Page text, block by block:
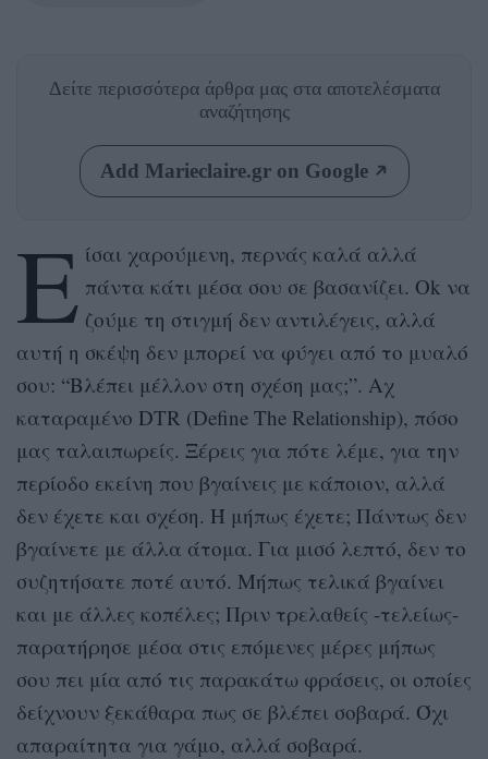
Δείτε περισσότερα άρθρα μας στα αποτελέσματα
αναζήτησης
Add Marieclaire.gr on Google
Ε ίσαι χαρούμενη, περνάς καλά αλλά
πάντα κάτι μέσα σου σε βασανίζει. Ok να
ζούμε τη στιγμή δεν αντιλέγεις, αλλά
αυτή η σκέψη δεν μπορεί να φύγει από το μυαλό
σου: “Βλέπει μέλλον στη σχέση μας;”. Αχ
καταραμένο DTR (Define The Relationship), πόσο
μας ταλαιπωρείς. Ξέρεις για πότε λέμε, για την
περίοδο εκείνη που βγαίνεις με κάποιον, αλλά
δεν έχετε και σχέση. Ή μήπως έχετε; Πάντως δεν
βγαίνετε με άλλα άτομα. Για μισό λεπτό, δεν το
συζητήσατε ποτέ αυτό. Μήπως τελικά βγαίνει
και με άλλες κοπέλες; Πριν τρελαθείς -τελείως-
παρατήρησε μέσα στις επόμενες μέρες μήπως
σου πει μία από τις παρακάτω φράσεις, οι οποίες
δείχνουν ξεκάθαρα πως σε βλέπει σοβαρά. Όχι
απαραίτητα για γάμο, αλλά σοβαρά.